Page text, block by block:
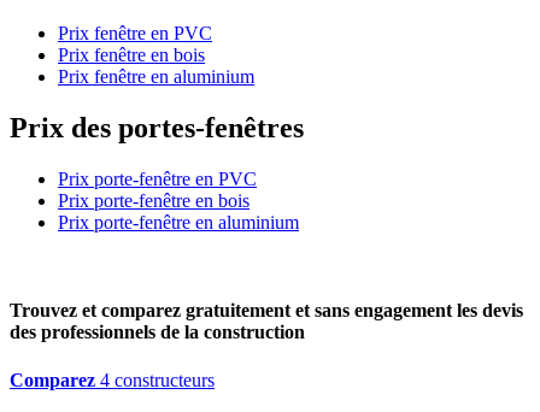
Prix fenêtre en PVC
Prix fenêtre en bois
Prix fenêtre en aluminium
Prix des portes-fenêtres
Prix porte-fenêtre en PVC
Prix porte-fenêtre en bois
Prix porte-fenêtre en aluminium
Trouvez et comparez gratuitement et sans engagement les devis
des professionnels de la construction
Comparez 4 constructeurs